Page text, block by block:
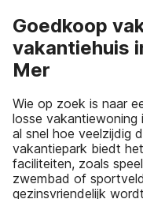
Goedkoop
vakantiehuis
Mer
Wie op zoek is naar
losse
al snel hoe veelzijdig
vakantiepark biedt
faciliteiten, zoals
zwembad of
gezinsvriendelijk